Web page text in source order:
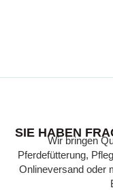
Wissen, das Ihr
Expertenwissen
verständlich
SIE HABEN
Wir bringen
Pferdefütterung,
Onlineversand oder